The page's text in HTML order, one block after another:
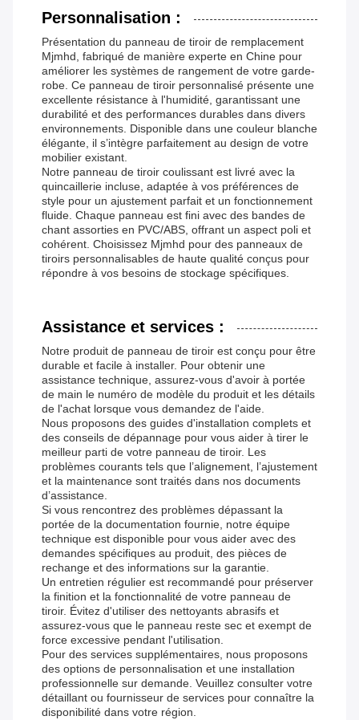
Personnalisation :
Présentation du panneau de tiroir de remplacement
Mjmhd, fabriqué de manière experte en Chine pour
améliorer les systèmes de rangement de votre garde-
robe. Ce panneau de tiroir personnalisé présente une
excellente résistance à l'humidité, garantissant une
durabilité et des performances durables dans divers
environnements. Disponible dans une couleur blanche
élégante, il s’intègre parfaitement au design de votre
mobilier existant.
Notre panneau de tiroir coulissant est livré avec la
quincaillerie incluse, adaptée à vos préférences de
style pour un ajustement parfait et un fonctionnement
fluide. Chaque panneau est fini avec des bandes de
chant assorties en PVC/ABS, offrant un aspect poli et
cohérent. Choisissez Mjmhd pour des panneaux de
tiroirs personnalisables de haute qualité conçus pour
répondre à vos besoins de stockage spécifiques.
Assistance et services :
Notre produit de panneau de tiroir est conçu pour être
durable et facile à installer. Pour obtenir une
assistance technique, assurez-vous d'avoir à portée
de main le numéro de modèle du produit et les détails
de l'achat lorsque vous demandez de l'aide.
Nous proposons des guides d'installation complets et
des conseils de dépannage pour vous aider à tirer le
meilleur parti de votre panneau de tiroir. Les
problèmes courants tels que l’alignement, l’ajustement
et la maintenance sont traités dans nos documents
d’assistance.
Si vous rencontrez des problèmes dépassant la
portée de la documentation fournie, notre équipe
technique est disponible pour vous aider avec des
demandes spécifiques au produit, des pièces de
rechange et des informations sur la garantie.
Un entretien régulier est recommandé pour préserver
la finition et la fonctionnalité de votre panneau de
tiroir. Évitez d'utiliser des nettoyants abrasifs et
assurez-vous que le panneau reste sec et exempt de
force excessive pendant l'utilisation.
Pour des services supplémentaires, nous proposons
des options de personnalisation et une installation
professionnelle sur demande. Veuillez consulter votre
détaillant ou fournisseur de services pour connaître la
disponibilité dans votre région.